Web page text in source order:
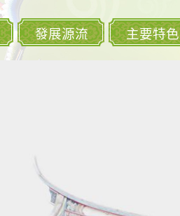
發展源流 主要特色